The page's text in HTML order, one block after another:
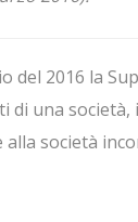
del 2016 la
di una
società